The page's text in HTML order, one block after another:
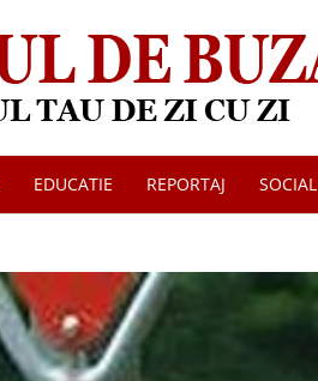
Jurnalul
de
EDUCATIE REPORTAJ SOCIAL